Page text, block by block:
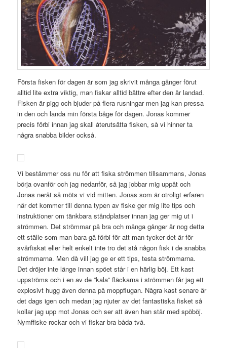
Första fisken för dagen är som jag skrivit många gånger förut
alltid lite extra viktig, man fiskar alltid bättre efter den är landad.
Fisken är pigg och bjuder på flera rusningar men jag kan pressa
in den och landa min första båge för dagen. Jonas kommer
precis förbi innan jag skall återutsätta fisken, så vi hinner ta
några snabba bilder också.
Vi bestämmer oss nu för att fiska strömmen tillsammans, Jonas
börja ovanför och jag nedanför, så jag jobbar mig uppåt och
Jonas neråt så möts vi vid mitten. Jonas som är otroligt erfaren
när det kommer till denna typen av fiske ger mig lite tips och
instruktioner om tänkbara ståndplatser innan jag ger mig ut i
strömmen. Det strömmar på bra och många gånger är nog detta
ett ställe som man bara gå förbi för att man tycker det är för
svårfiskat eller helt enkelt inte tro det stå någon fisk i de snabba
strömmarna. Men då vill jag ge er ett tips, testa strömmarna.
Det dröjer inte länge innan spöet står i en härlig böj. Ett kast
uppströms och i en av de ”kala” fläckarna i strömmen får jag ett
explosivt hugg även denna på moppflugan. Några kast senare är
det dags igen och medan jag njuter av det fantastiska fisket så
kollar jag upp mot Jonas och ser att även han står med spöböj.
Nymffiske rockar och vi fiskar bra båda två.